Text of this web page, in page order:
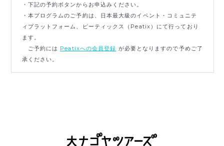
・下記の予約ボタンからお申込みください。
・本プログラムのご予約は、日本最大級のイベント・コミュニテ
ィプラットフォーム、ピーティックス（Peatix）にて行っており
ます。
ご予約には Peatixへの会員登録 が必要となりますので予めご了
承ください。